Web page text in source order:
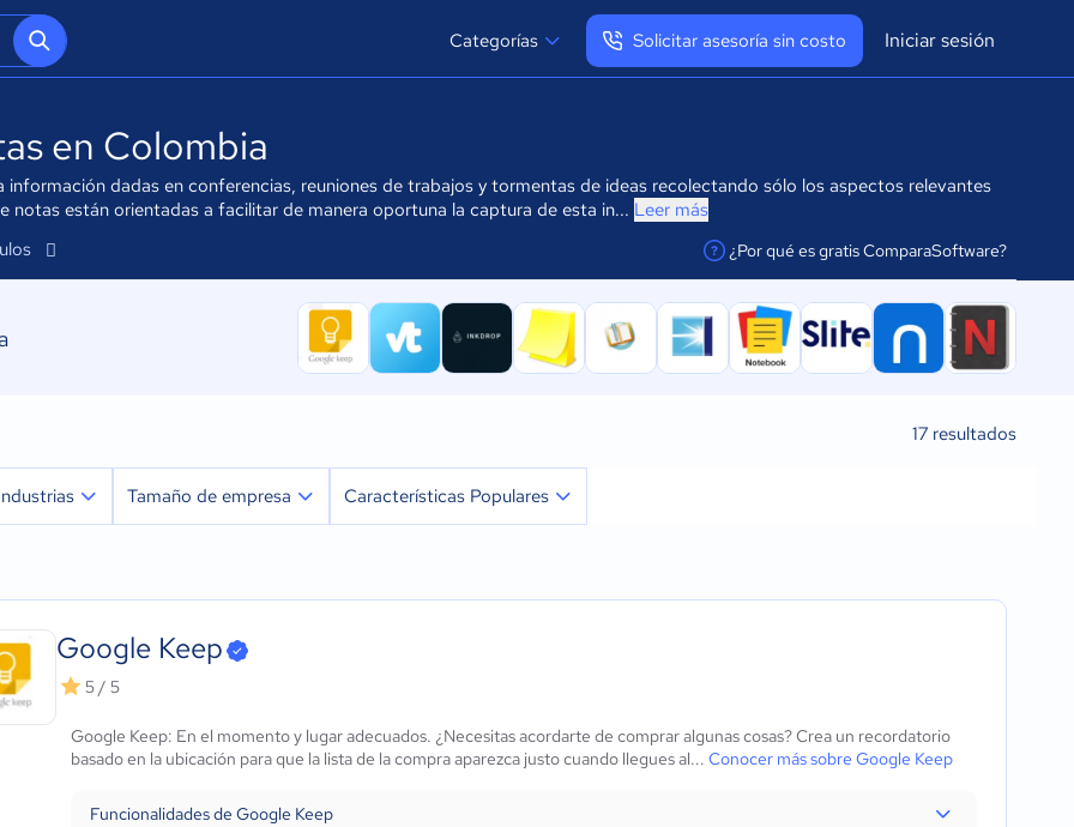
Categorías Solicitar asesoría sin costo Iniciar sesión
Cerrar sesión
en Colombia
dadas en conferencias, reuniones de trabajos y tormentas de ideas recolectando sólo los aspectos relevantes
están orientadas a facilitar de manera oportuna la captura de esta in... Leer más
¿Por qué es gratis ComparaSoftware?
facilitar la conexión
17 resultados
iOS Nativo
Android Nativo
Educación
Energía
Hotelería / Viajes
Seguros
Legales
Farmacéutica
Bienes raíces
Tamaño de empresa
Mediana: 50 a 249 trabajadores
Características Populares
Controles o permisos de acceso
Lista de tareas (to-do list)
Notas de la reunión
Google Keep
5 / 5
Google Keep: En el momento y lugar adecuados. ¿Necesitas acordarte de comprar algunas cosas? Crea un recordatorio
basado en la ubicación para que la lista de la compra aparezca justo cuando llegues al... Conocer más sobre Google Keep
Funcionalidades de Google Keep